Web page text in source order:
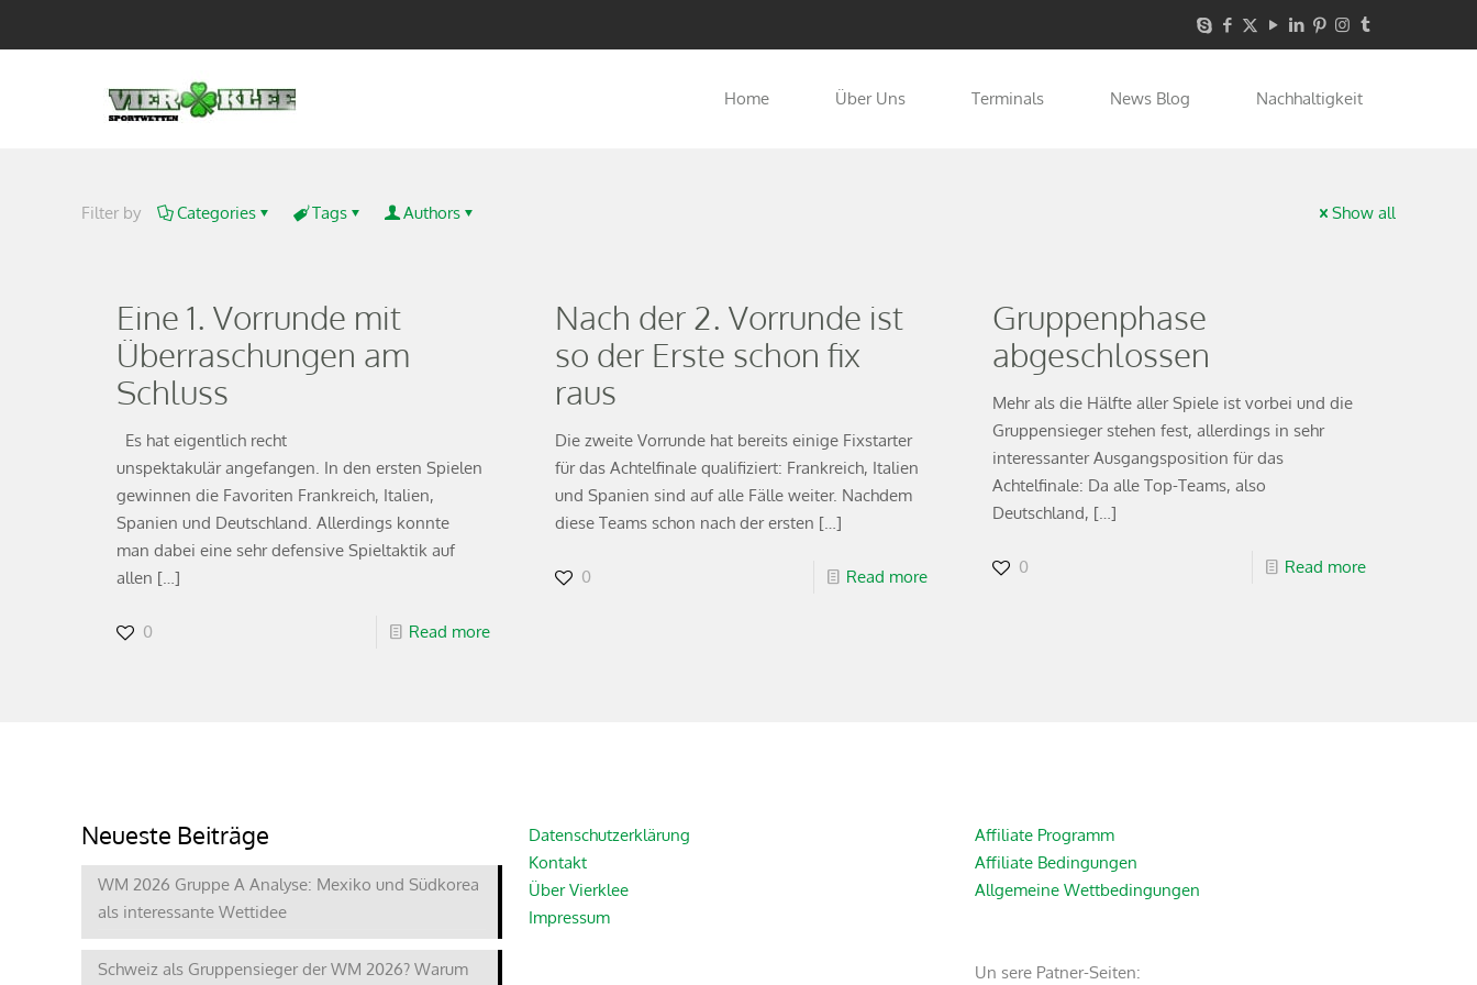
Home Über Uns Terminals News Blog Nachhaltigkeit
Filter by Categories Tags Authors Show all
Eine 1. Vorrunde mit
Überraschungen am
Schluss
Es hat eigentlich recht
unspektakulär angefangen. In den ersten Spielen
gewinnen die Favoriten Frankreich, Italien,
Spanien und Deutschland. Allerdings konnte
man dabei eine sehr defensive Spieltaktik auf
allen […]
0 Read more
Nach der 2. Vorrunde ist
so der Erste schon fix
raus
Die zweite Vorrunde hat bereits einige Fixstarter
für das Achtelfinale qualifiziert: Frankreich, Italien
und Spanien sind auf alle Fälle weiter. Nachdem
diese Teams schon nach der ersten […]
0 Read more
Gruppenphase
abgeschlossen
Mehr als die Hälfte aller Spiele ist vorbei und die
Gruppensieger stehen fest, allerdings in sehr
interessanter Ausgangsposition für das
Achtelfinale: Da alle Top-Teams, also
Deutschland, […]
0 Read more
Neueste Beiträge
WM 2026 Gruppe A Analyse: Mexiko und Südkorea
als interessante Wettidee
Schweiz als Gruppensieger der WM 2026? Warum
Datenschutzerklärung
Kontakt
Über Vierklee
Impressum
Affiliate Programm
Affiliate Bedingungen
Allgemeine Wettbedingungen
Un sere Patner-Seiten: